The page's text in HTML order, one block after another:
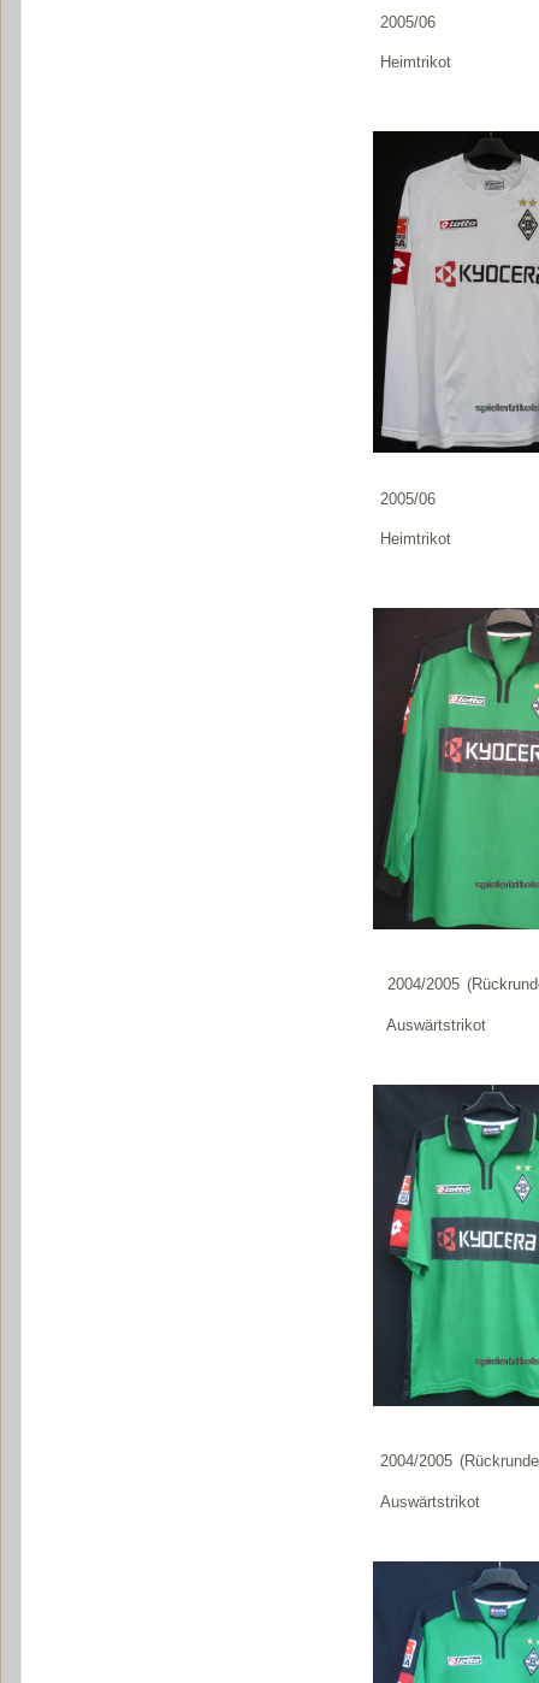
2005/06
Heimtrikot
2005/06
Heimtrikot
2004/2005
Auswärtstrikot
2004/2005
Auswärtstrikot